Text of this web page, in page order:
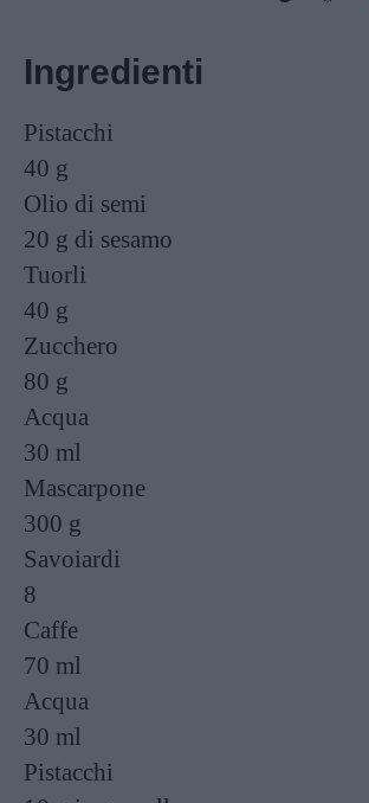
Ingredienti
Pistacchi
40 g
Olio di semi
20 g di sesamo
Tuorli
40 g
Zucchero
80 g
Acqua
30 ml
Mascarpone
300 g
Savoiardi
8
Caffe
70 ml
Acqua
30 ml
Pistacchi